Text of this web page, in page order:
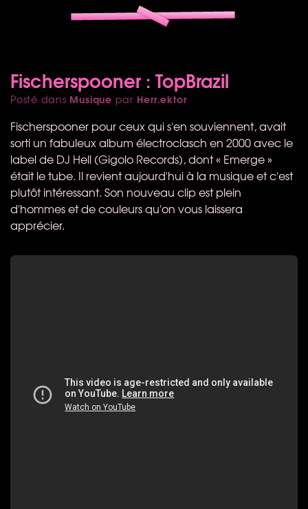
Fischerspooner : TopBrazil
Posté dans Musique par Herr.ektor
Fischerspooner pour ceux qui s'en souviennent, avait
sorti un fabuleux album électroclasch en 2000 avec le
label de DJ Hell (Gigolo Records), dont « Emerge »
était le tube. Il revient aujourd'hui à la musique et c'est
plutôt intéressant. Son nouveau clip est plein
d'hommes et de couleurs qu'on vous laissera
apprécier.